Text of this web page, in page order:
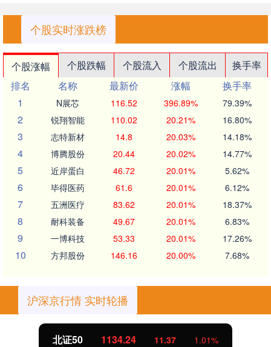
个股实时涨跌榜
个股涨幅 个股跌幅 个股流入 个股流出
换手率
排名
名称 最新价 涨幅
换手率
1
N展芯 116.52 396.89% 79.39%
2 锐翔智能 110.02 20.21% 16.80%
3 志特新材 14.8 20.03% 14.18%
4 博腾股份 20.44 20.02% 14.77%
5 近岸蛋白 46.72 20.01% 5.62%
6 毕得医药 61.6 20.01% 6.12%
7 五洲医疗 83.62 20.01% 18.37%
8 耐科装备 49.67 20.01% 6.83%
9 一博科技 53.33 20.01% 17.26%
10 方邦股份 146.16 20.00% 7.68%
沪深京行情 实时轮播
北证50 1134.24 11.37 1.01%